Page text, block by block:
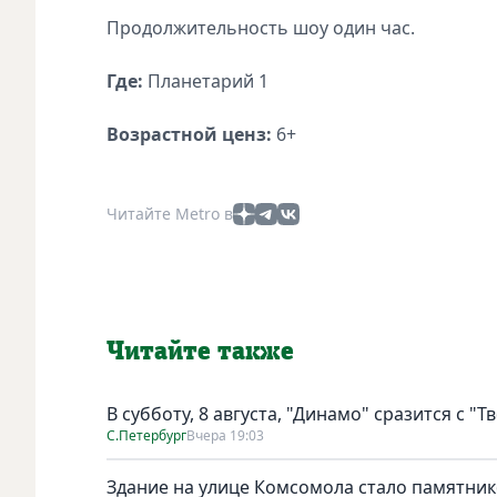
Продолжительность шоу один час.
Где: Планетарий 1
Возрастной ценз: 6+
Читайте Metro в
Читайте также
В субботу, 8 августа, "Динамо" сразится с
С.ПетербургВчера 19:03
Здание на улице Комсомола стало